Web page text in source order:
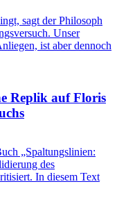
sagt der Philosoph
Unser
ist aber dennoch
Replik auf Floris
„Spaltungslinien:
des
In diesem Text